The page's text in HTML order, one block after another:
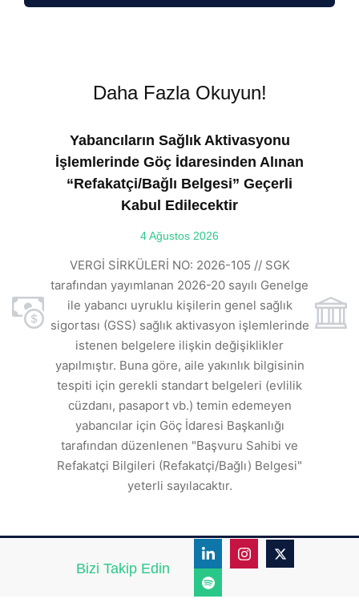
Daha Fazla Okuyun!
Yabancıların Sağlık Aktivasyonu
İşlemlerinde Göç İdaresinden Alınan
“Refakatçi/Bağlı Belgesi” Geçerli
Kabul Edilecektir
4 Ağustos 2026
VERGİ SİRKÜLERİ NO: 2026-105 // SGK
tarafından yayımlanan 2026-20 sayılı Genelge
ile yabancı uyruklu kişilerin genel sağlık
sigortası (GSS) sağlık aktivasyon işlemlerinde
istenen belgelere ilişkin değişiklikler
yapılmıştır. Buna göre, aile yakınlık bilgisinin
tespiti için gerekli standart belgeleri (evlilik
cüzdanı, pasaport vb.) temin edemeyen
yabancılar için Göç İdaresi Başkanlığı
tarafından düzenlenen "Başvuru Sahibi ve
Refakatçi Bilgileri (Refakatçi/Bağlı) Belgesi"
yeterli sayılacaktır.
Bizi Takip Edin